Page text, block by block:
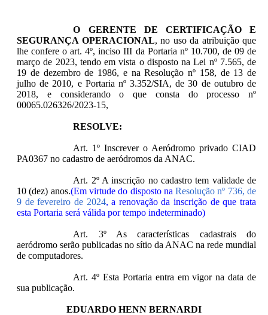
O GERENTE DE CERTIFICAÇÃO E
SEGURANÇA OPERACIONAL, no uso da atribuição que
lhe confere o art. 4º, inciso III da Portaria nº 10.700, de 09 de
março de 2023, tendo em vista o disposto na Lei nº 7.565, de
19 de dezembro de 1986, e na Resolução nº 158, de 13 de
julho de 2010, e Portaria nº 3.352/SIA, de 30 de outubro de
2018, e considerando o que consta do processo nº
00065.026326/2023-15,
RESOLVE:
Art. 1º Inscrever o Aeródromo privado CIAD
PA0367 no cadastro de aeródromos da ANAC.
Art. 2º A inscrição no cadastro tem validade de
10 (dez) anos.(Em virtude do disposto naResolução nº 736, de
9 de fevereiro de 2024, a renovação da inscrição de que trata
esta Portaria será válida por tempo indeterminado)
Art. 3º As características cadastrais do
aeródromo serão publicadas no sítio da ANAC na rede mundial
de computadores.
Art. 4º Esta Portaria entra em vigor na data de
sua publicação.
EDUARDO HENN BERNARDI